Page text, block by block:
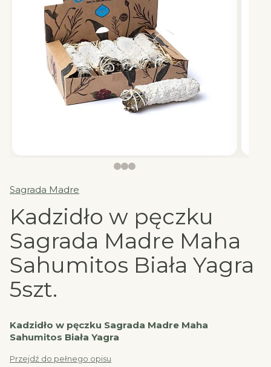
Sagrada Madre
Kadzidło w pęczku
Sagrada Madre Maha
Sahumitos Biała Yagra
5szt.
Kadzidło w pęczku Sagrada Madre Maha
Sahumitos Biała Yagra
Przejdź do pełnego opisu